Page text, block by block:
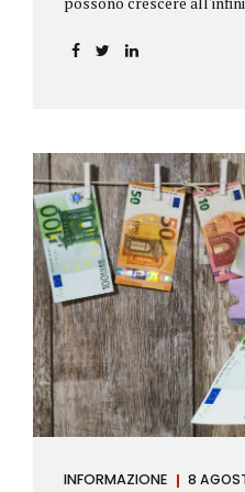
INFORMAZIONE 8